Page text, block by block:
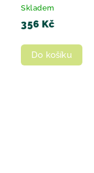
Skladem
356 Kč
Do košíku